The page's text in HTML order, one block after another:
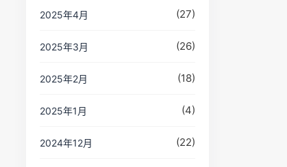
2025年4月 (27)
2025年3月 (26)
2025年2月 (18)
2025年1月 (4)
2024年12月 (22)